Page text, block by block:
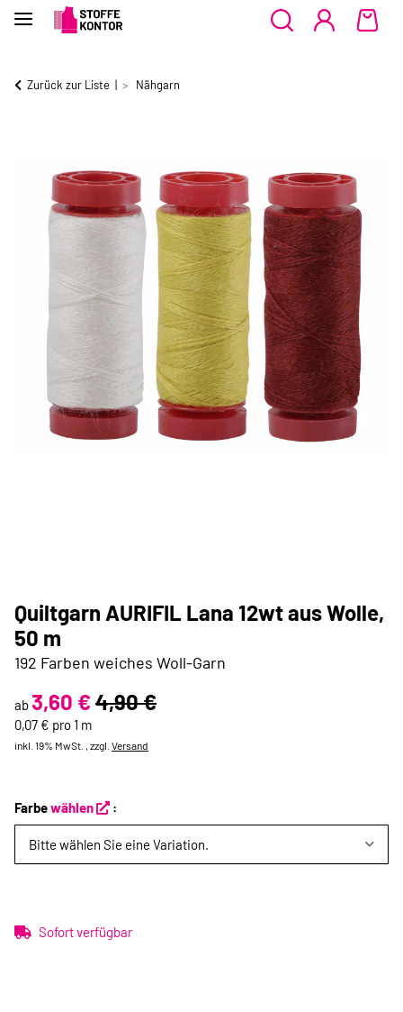
Zurück zur Liste Nähgarn
Quiltgarn AURIFIL Lana 12wt aus Wolle,
50 m
192 Farben weiches Woll-Garn
ab3,60 € 4,90 €
0,07 € pro 1 m
inkl. 19% MwSt. , zzgl. Versand
Farbewählen :
Bitte wählen Sie eine Variation.
Sofort verfügbar